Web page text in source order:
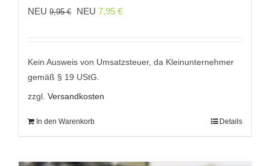
NEU 9,95€
Ursprünglicher
9,95 €
NEU 7,95 €Aktueller
7,95 €.
Kein Ausweis von Umsatzsteuer, da Kleinunternehmer
gemäß § 19 UStG.
zzgl. Versandkosten
In den Warenkorb Details